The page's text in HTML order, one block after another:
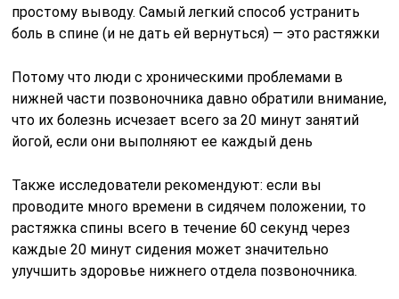
простому выводу. Самый легкий способ устранить
боль в спине (и не дать ей вернуться) — это растяжки
Потому что люди с хроническими проблемами в
нижней части позвоночника давно обратили внимание,
что их болезнь исчезает всего за 20 минут занятий
йогой, если они выполняют ее каждый день
Также исследователи рекомендуют: если вы
проводите много времени в сидячем положении, то
растяжка спины всего в течение 60 секунд через
каждые 20 минут сидения может значительно
улучшить здоровье нижнего отдела позвоночника.